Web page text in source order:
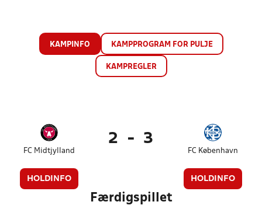
KAMPINFO KAMPPROGRAM FOR PULJE
KAMPREGLER
FC Midtjylland
HOLDINFO
2 - 3
FC København
HOLDINFO
Færdigspillet